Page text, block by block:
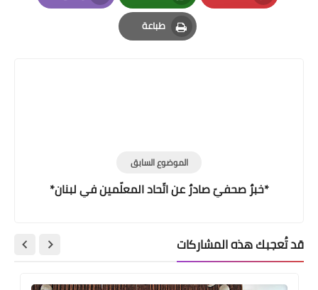
Pinterest
Whatsapp
Email
طباعة
Print
الموضوع السابق
*خبرٌ صحفيّ صادرٌ عن اتّحاد المعلّمين في لبنان*
قد تُعجبك هذه المشاركات